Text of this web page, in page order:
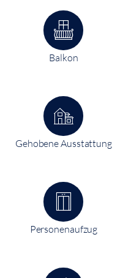
Balkon
Gehobene Ausstattung
Personenaufzug